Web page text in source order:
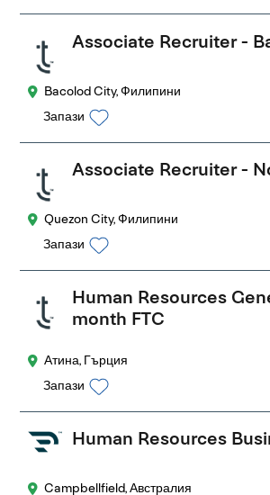
Associate Recruiter -
Bacolod City, Филипини
Запази
Associate Recruiter -
Quezon City, Филипини
Запази
Human Resources
month FTC
Атина, Гърция
Запази
Human Resources
Campbellfield, Австралия